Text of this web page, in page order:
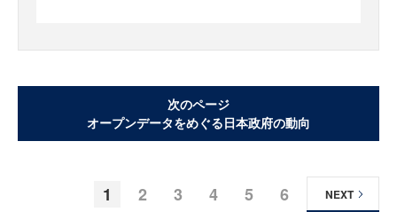
次のページ
オープンデータをめぐる日本政府の動向
1 2 3 4 5 6 NEXT